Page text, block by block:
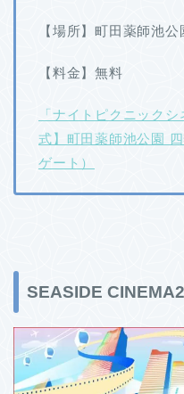
【場所】町田薬師池
【料金】無料
「ナイトピクニック
式】町田薬師池公園
ゲート）
SEASIDE